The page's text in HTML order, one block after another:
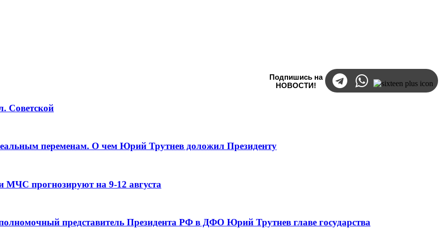
Подпишись на
НОВОСТИ!
Советской
переменам. О чем Юрий Трутнев доложил Президенту
МЧС прогнозируют на 9-12 августа
представитель Президента РФ в ДФО Юрий Трутнев главе государства